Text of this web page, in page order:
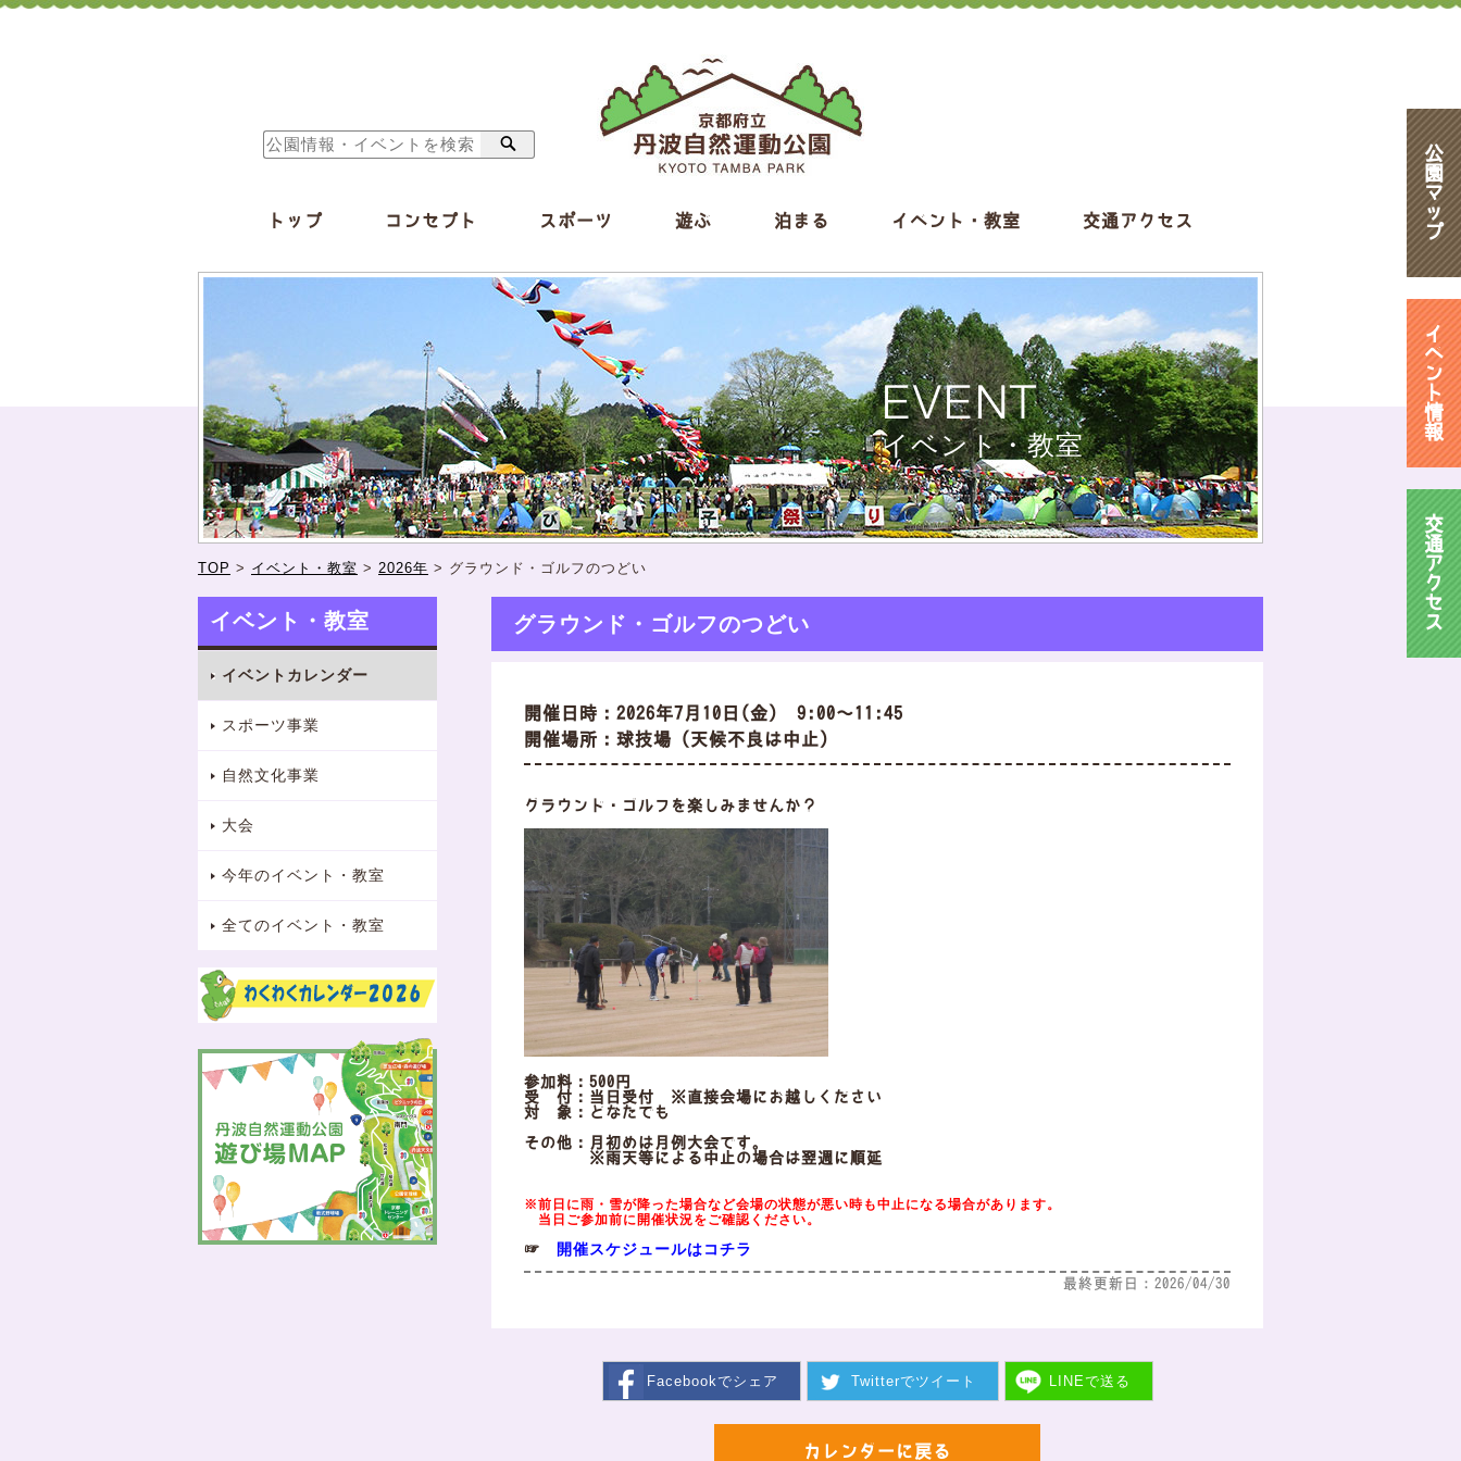
トップ コンセプト スポーツ 遊ぶ 泊まる イベント・教室 交通アクセス
公
園
マ
ッ
プ
イ
ベ
ン
ト
情
報
交
通
ア
ク
セ
ス
EVENT
イベント・教室
TOP > イベント・教室 > 2026年 > グラウンド・ゴルフのつどい
イベント・教室
イベントカレンダー
スポーツ事業
自然文化事業
大会
今年のイベント・教室
全てのイベント・教室
グラウンド・ゴルフのつどい
開催日時：2026年7月10日(金) 9:00～11:45
開催場所：球技場（天候不良は中止）
グラウンド・ゴルフを楽しみませんか？
参加料：500円
受 付：当日受付 ※直接会場にお越しください
対 象：どなたでも
その他：月初めは月例大会です。
※雨天等による中止の場合は翌週に順延
※前日に雨・雪が降った場合など会場の状態が悪い時も中止になる場合があります。
当日ご参加前に開催状況をご確認ください。
☞
開催スケジュールはコチラ
最終更新日：2026/04/30
Facebookでシェア Twitterでツイート LINEで送る
カレンダーに戻る